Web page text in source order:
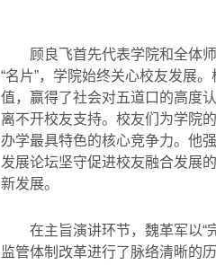
顾良飞首先代表学院和全体
“名片”，学院始终关心校友发展
值，赢得了社会对五道口的高度
离不开校友支持。校友们为学院
办学最具特色的核心竞争力。他
发展论坛坚守促进校友融合发展
新发展。
在主旨演讲环节，魏革军以“
监管体制改革进行了脉络清晰的